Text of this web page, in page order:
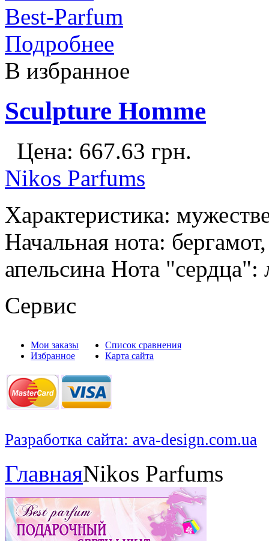
Подробнее
В избранное
Sculpture Homme
Цена: 667.63 грн.
Nikos Parfums
Характеристика:
Начальная нота:
апельсина Нота
Сервис
Мои заказы
Избранное
Список сравнения
Карта сайта
Разработка сайта: ava-design.com.ua
ГлавнаяNikos Parfums